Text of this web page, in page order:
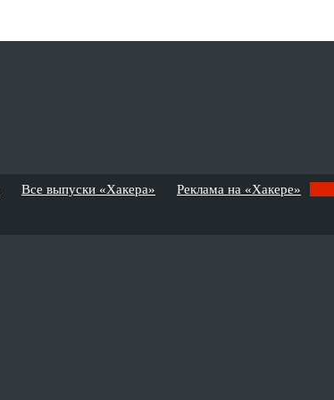
Все выпуски «Хакера» Реклама на «Хакере»